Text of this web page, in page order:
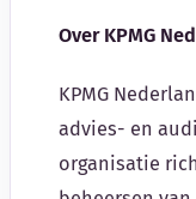
Over KPMG
KPMG
advies- en
organisatie